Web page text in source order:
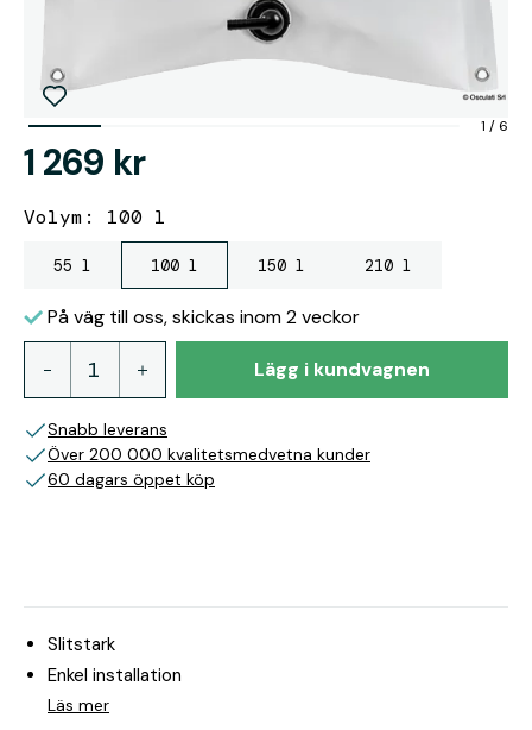
1 / 6
1 269 kr
Volym: 100 l
55 l 100 l 150 l 210 l
På väg till oss, skickas inom 2 veckor
Lägg i kundvagnen
Snabb leverans
Över 200 000 kvalitetsmedvetna kunder
60 dagars öppet köp
Slitstark
Enkel installation
Läs mer